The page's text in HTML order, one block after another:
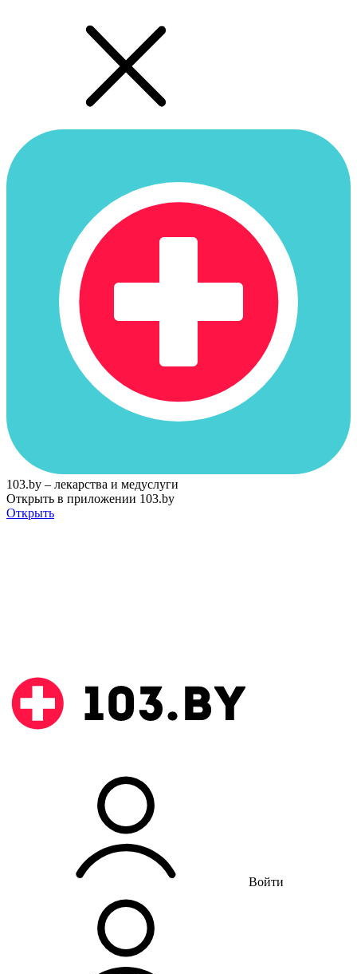
103.by – лекарства и медуслуги
Открыть в приложении 103.by
Открыть
Войти